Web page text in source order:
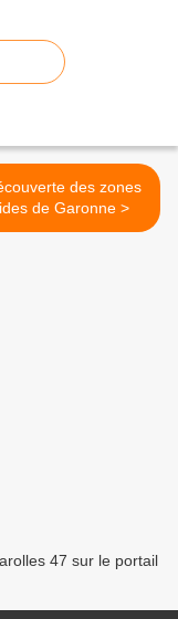
des zones
humides de Garonne >
47 sur le portail